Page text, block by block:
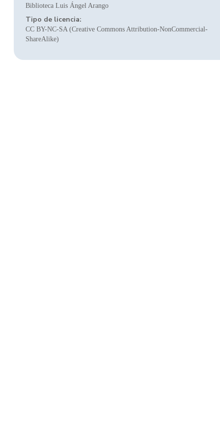
Biblioteca Luis Ángel Arango
Tipo de licencia:
CC BY-NC-SA (Creative Commons Attribution-NonCommercial-
ShareAlike)